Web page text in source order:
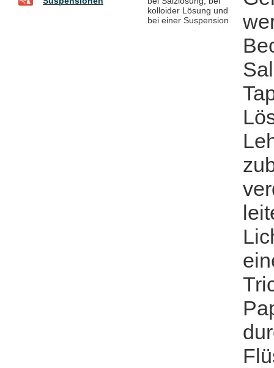
kolloider Lösung und
bei einer Suspension